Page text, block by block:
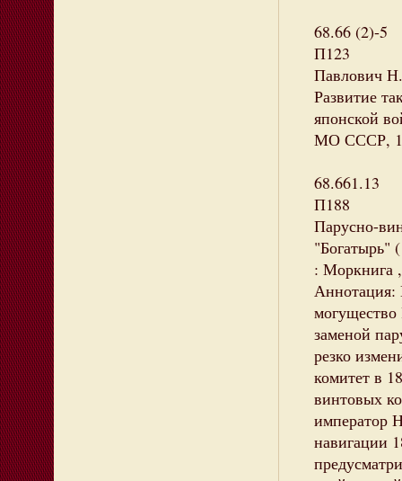
68.66 (2)-5
П123
Павлович
Развитие
японской
МО СССР,
68.661.13
П188
Парусно-
"Богатырь"
: Моркнига
Аннотация:
заменой
резко
комитет в
винтовых
император
навигации